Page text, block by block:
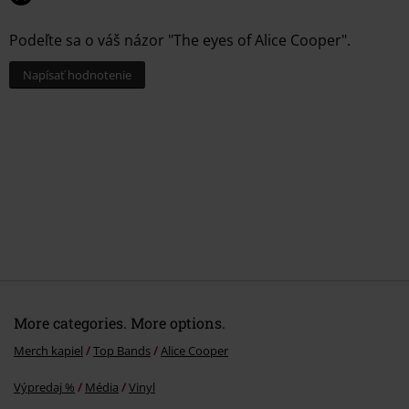
Podeľte sa o váš názor "The eyes of Alice Cooper".
Napísať hodnotenie
More categories. More options.
Merch kapiel Top Bands Alice Cooper
Výpredaj % Média Vinyl